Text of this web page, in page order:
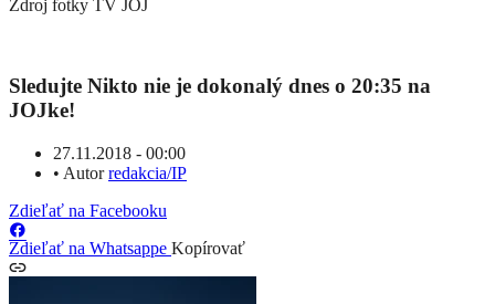
Zdroj fotky TV JOJ
Sledujte Nikto nie je dokonalý dnes o 20:35 na
JOJke!
27.11.2018 - 00:00
• Autorredakcia/IP
Zdieľať na Facebooku
Zdieľať na Whatsappe Kopírovať